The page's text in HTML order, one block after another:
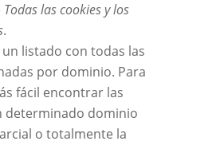
Todas las cookies y los
.
listado con todas las
por dominio. Para
fácil encontrar las
determinado dominio
o totalmente la